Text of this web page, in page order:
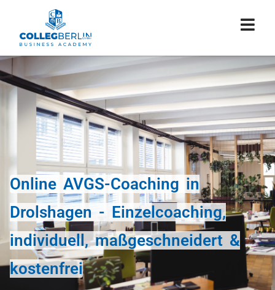
Online AVGS-Coaching in
Drolshagen - Einzelcoaching,
individuell, maßgeschneidert &
kostenfrei